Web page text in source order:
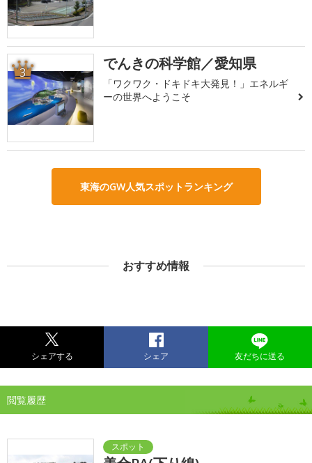
3 でんきの科学館／愛知県
「ワクワク・ドキドキ大発見！」エネルギ
ーの世界へようこそ
東海のGW人気スポットランキング
おすすめ情報
シェアする シェア 友だちに送る
閲覧履歴